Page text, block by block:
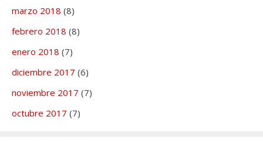
marzo 2018 (8)
febrero 2018 (8)
enero 2018 (7)
diciembre 2017 (6)
noviembre 2017 (7)
octubre 2017 (7)